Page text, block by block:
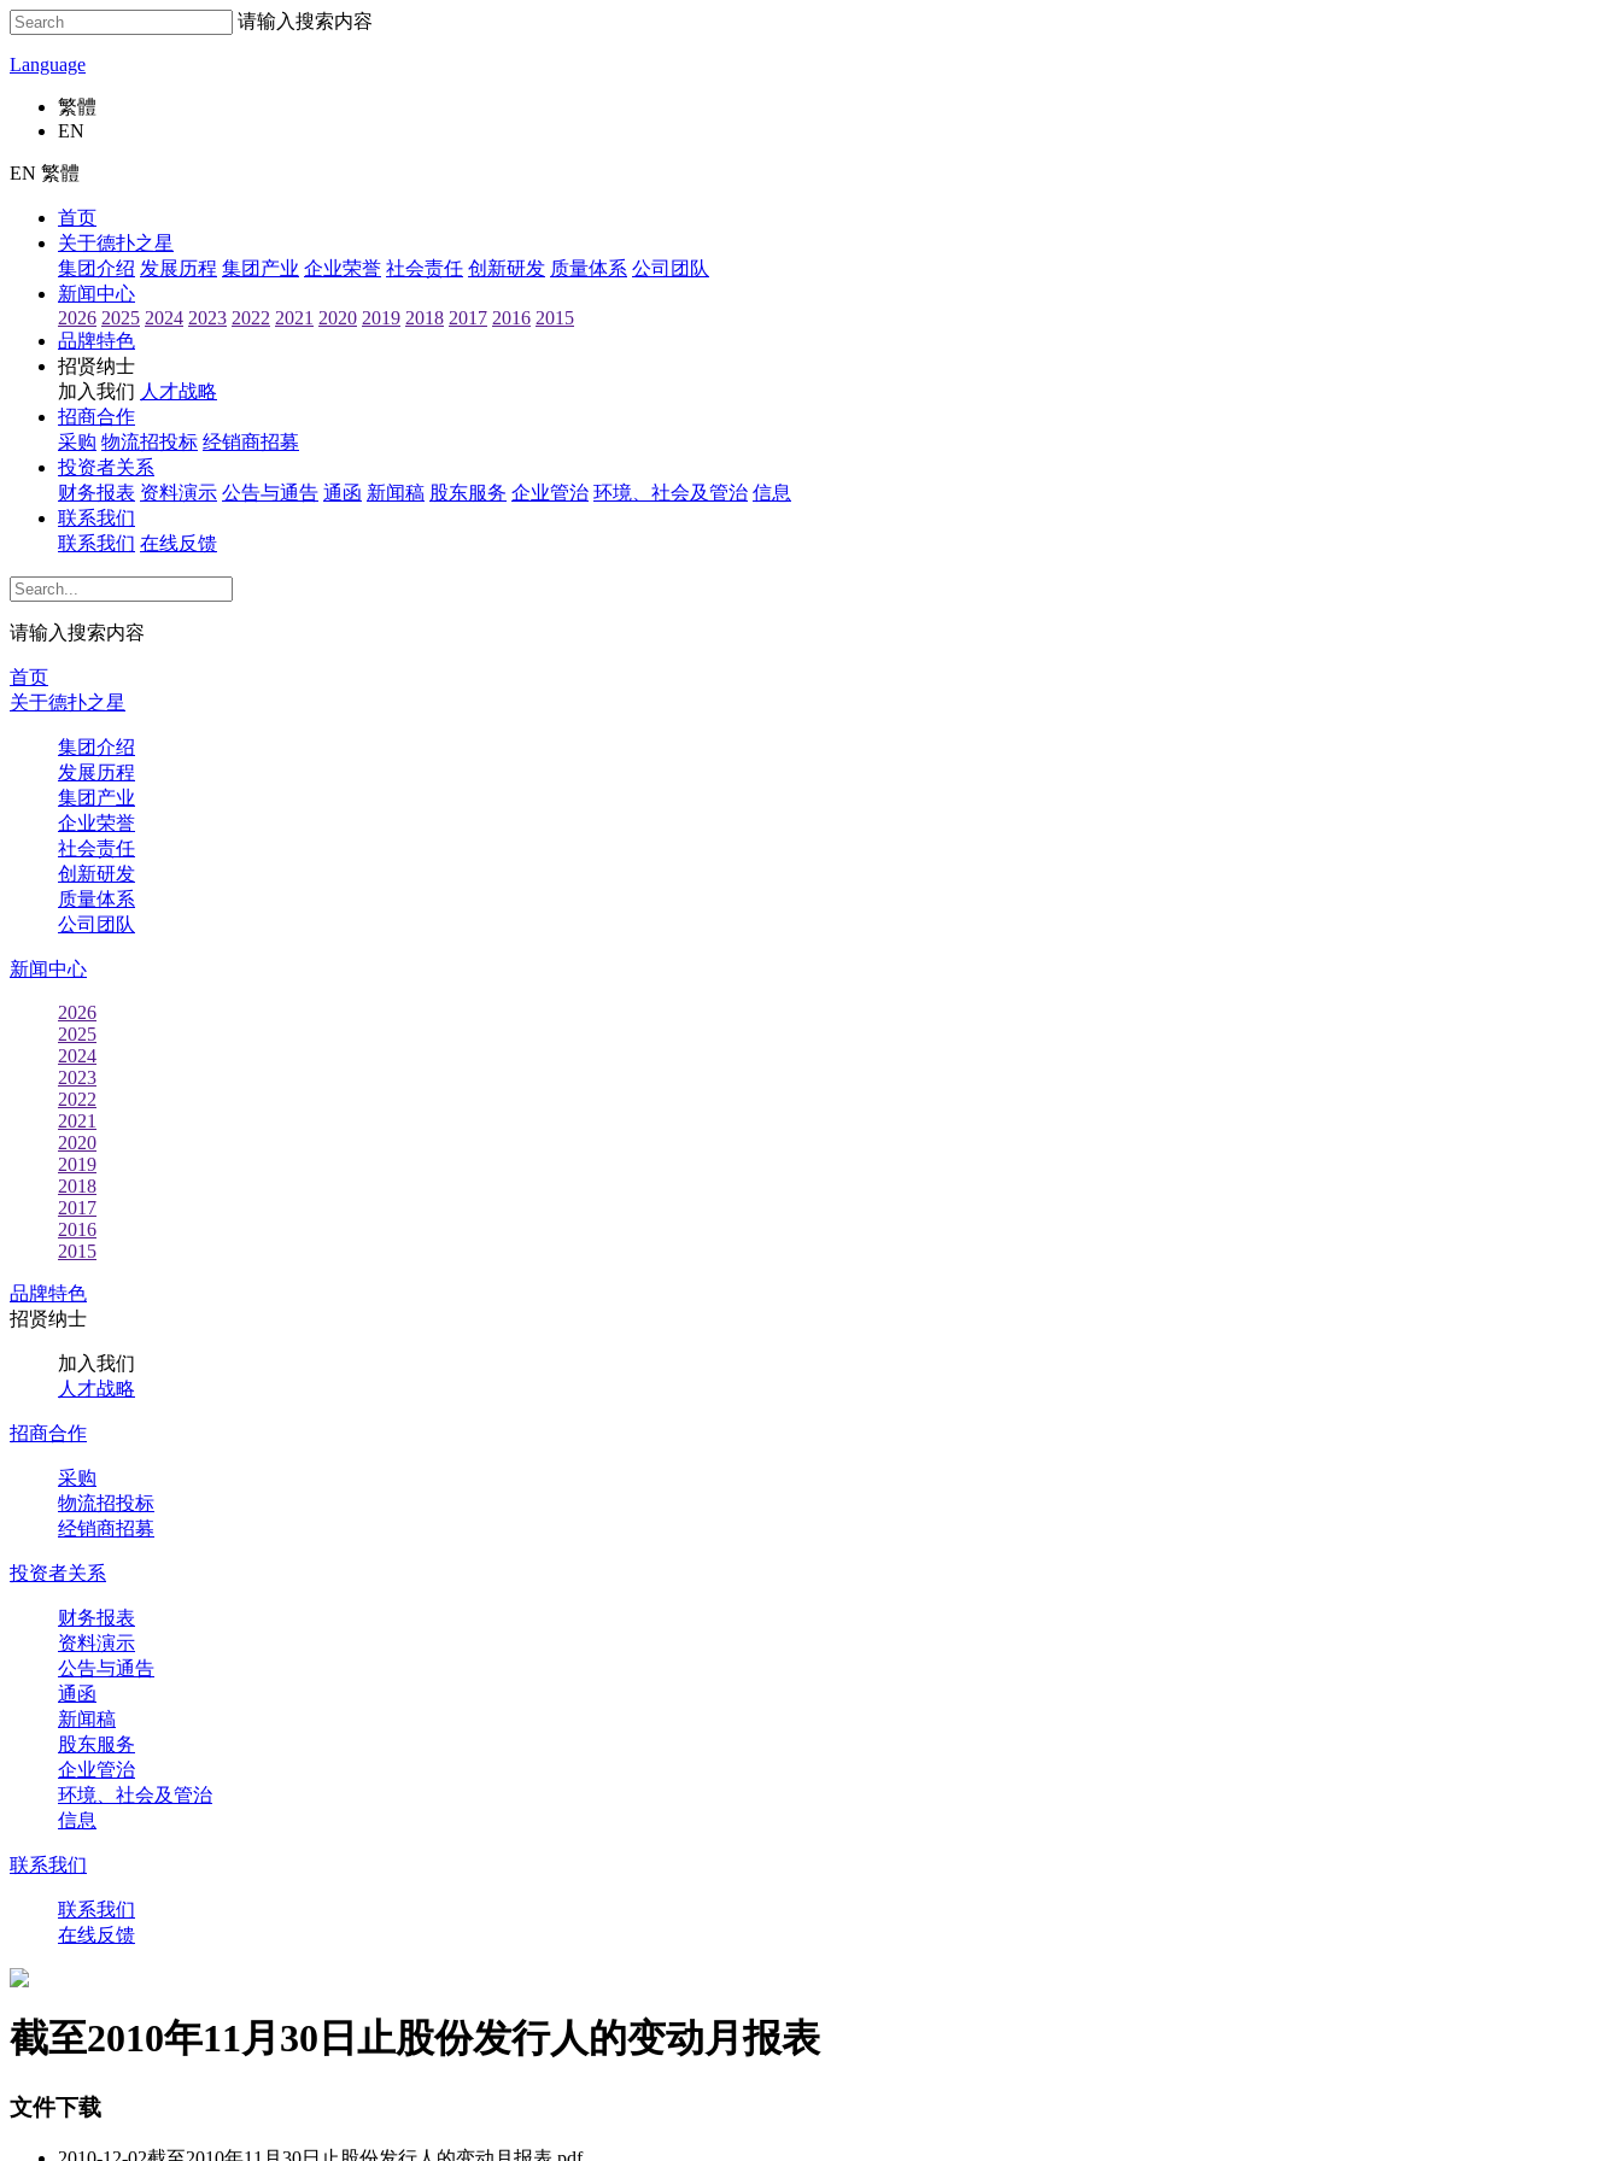
请输入搜索内容
Language
繁體
EN
EN 繁體
首页
关于德扑之星
集团介绍 发展历程 集团产业 企业荣誉 社会责任 创新研发 质量体系 公司团队
新闻中心
2026 2025 2024 2023 2022 2021 2020 2019 2018 2017 2016 2015
品牌特色
招贤纳士
加入我们 人才战略
招商合作
采购 物流招投标 经销商招募
投资者关系
财务报表 资料演示 公告与通告 通函 新闻稿 股东服务 企业管治 环境、社会及管治 信息
联系我们
联系我们 在线反馈
请输入搜索内容
首页
关于德扑之星
集团介绍
发展历程
集团产业
企业荣誉
社会责任
创新研发
质量体系
公司团队
新闻中心
2026
2025
2024
2023
2022
2021
2020
2019
2018
2017
2016
2015
品牌特色
招贤纳士
加入我们
人才战略
招商合作
采购
物流招投标
经销商招募
投资者关系
财务报表
资料演示
公告与通告
通函
新闻稿
股东服务
企业管治
环境、社会及管治
信息
联系我们
联系我们
在线反馈
截至2010年11月30日止股份发行人的变动月报表
文件下载